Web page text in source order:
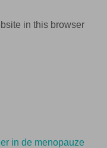
in this browser
in de menopauze